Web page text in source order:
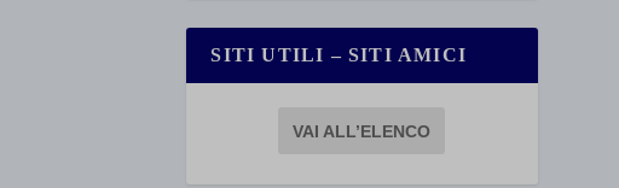
SITI UTILI – SITI AMICI
VAI ALL’ELENCO